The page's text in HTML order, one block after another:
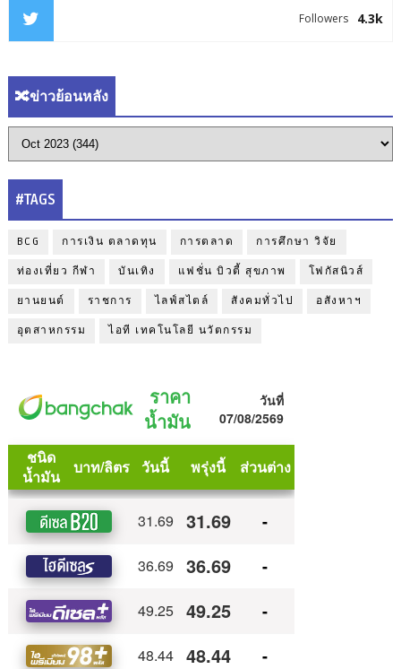
4.3k
Followers
🔀ข่าวย้อนหลัง
#TAGS
BCG การเงิน ตลาดทุน การตลาด การศึกษา วิจัย
ท่องเที่ยว กีฬา บันเทิง แฟชั่น บิวตี้ สุขภาพ โฟกัสนิวส์
ยานยนต์ ราชการ ไลฟ์สไตล์ สังคมทั่วไป อสังหาฯ
อุตสาหกรรม ไอที เทคโนโลยี นวัตกรรม